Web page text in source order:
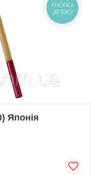
Японія
КНОПКА
ЗВ'ЯЗКУ